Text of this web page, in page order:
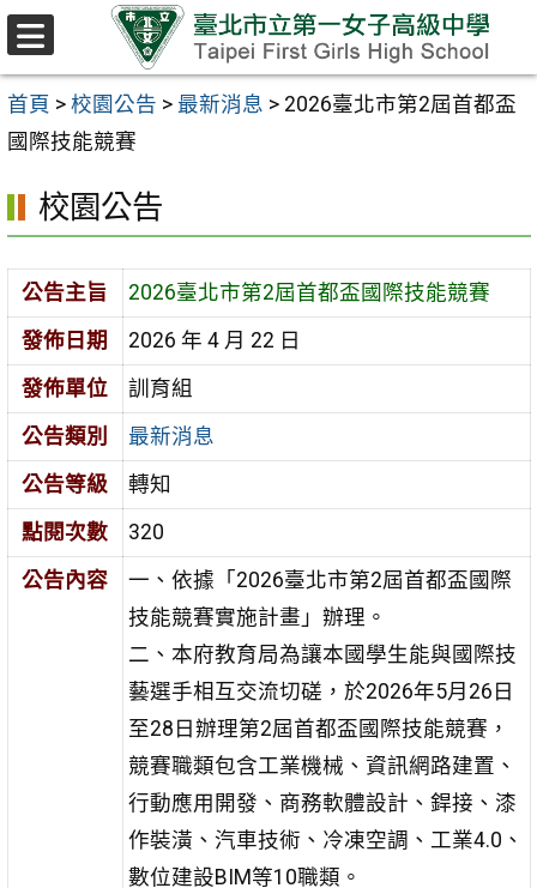
跳至主要內容區
首頁 > 校園公告 > 最新消息 > 2026臺北市第2屆首都盃
國際技能競賽
校園公告
公告主旨
2026臺北市第2屆首都盃國際技能競賽
發佈日期
2026 年 4 月 22 日
發佈單位
訓育組
公告類別
最新消息
公告等級
轉知
點閱次數
320
公告內容
一、依據「2026臺北市第2屆首都盃國際
技能競賽實施計畫」辦理。
二、本府教育局為讓本國學生能與國際技
藝選手相互交流切磋，於2026年5月26日
至28日辦理第2屆首都盃國際技能競賽，
競賽職類包含工業機械、資訊網路建置、
行動應用開發、商務軟體設計、銲接、漆
作裝潢、汽車技術、冷凍空調、工業4.0、
數位建設BIM等10職類。
選
單